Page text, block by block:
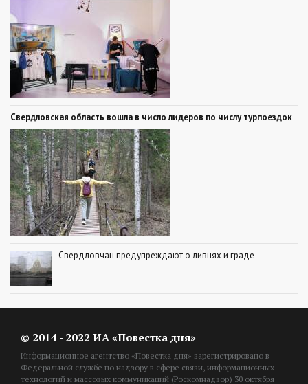
Свердловская область вошла в число лидеров по числу турпоездок
Свердловчан предупреждают о ливнях и граде
© 2014 - 2022 ИА «Повестка дня»
Информационное агентство «Повестка дня» зарегистрировано в
Федеральной службе по надзору в сфере связи, информационных
технологий и массовых коммуникаций (Роскомнадзор) 30 октября